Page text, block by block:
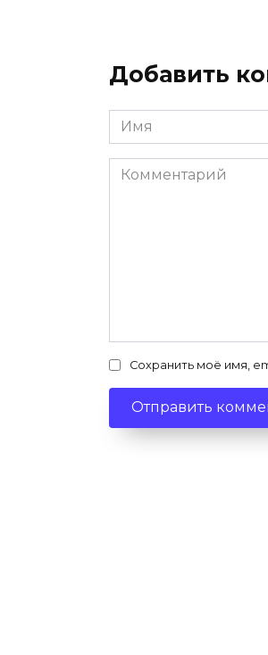
Добавить
Имя
*
Комментарий
Сохранить моё имя,